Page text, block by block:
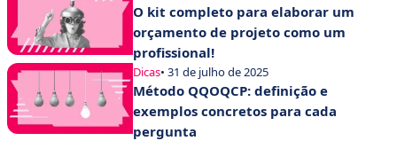
O kit completo para elaborar um
orçamento de projeto como um
profissional!
Dicas• 31 de julho de 2025
Método QQOQCP: definição e
exemplos concretos para cada
pergunta